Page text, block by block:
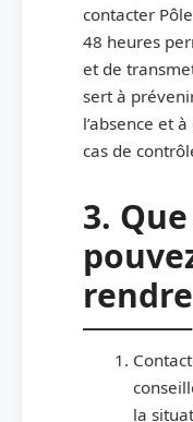
contacter
48 heures
et de
sert à
l’absence et
cas de
3.
la